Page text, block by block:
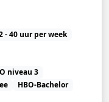
- 40 uur per week
niveau 3
HBO-Bachelor